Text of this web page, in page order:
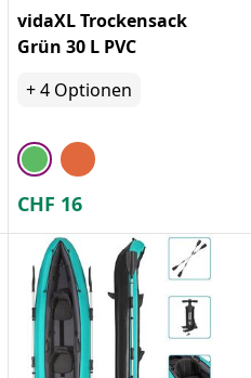
vidaXL Trockensack
Grün 30 L PVC
+4 Optionen
CHF 16